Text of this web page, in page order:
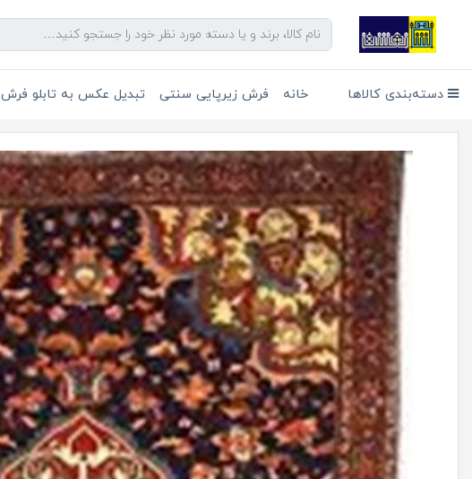
دسته‌بندی کالاها خانه فرش زیرپایی سنتی تبدیل عکس به تابلو فرش